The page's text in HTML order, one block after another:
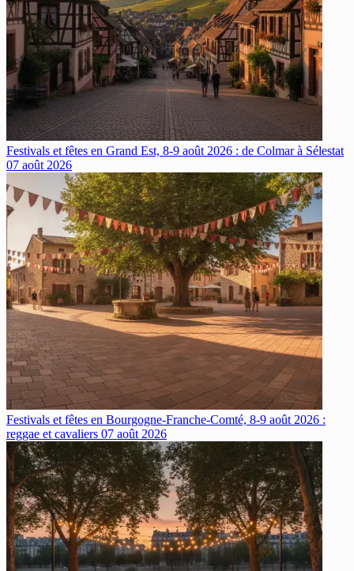
Festivals et fêtes en Grand Est, 8-9 août 2026 : de Colmar à Sélestat
07 août 2026
Festivals et fêtes en Bourgogne-Franche-Comté, 8-9 août 2026 :
reggae et cavaliers 07 août 2026